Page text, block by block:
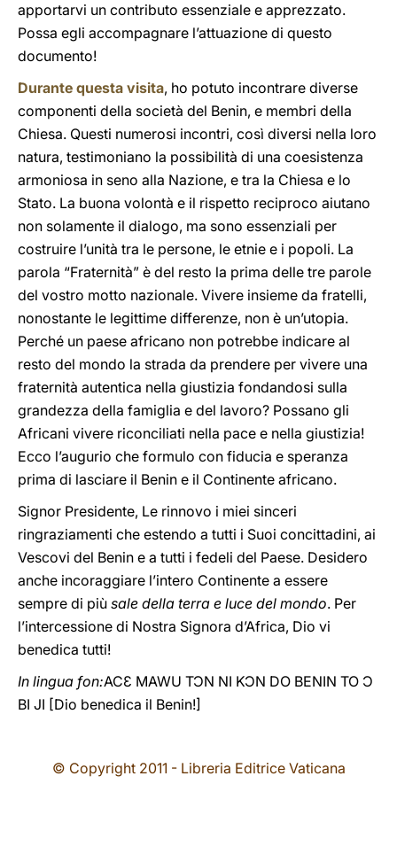
apportarvi un contributo essenziale e apprezzato.
Possa egli accompagnare l’attuazione di questo
documento!
Durante questa visita, ho potuto incontrare diverse
componenti della società del Benin, e membri della
Chiesa. Questi numerosi incontri, così diversi nella loro
natura, testimoniano la possibilità di una coesistenza
armoniosa in seno alla Nazione, e tra la Chiesa e lo
Stato. La buona volontà e il rispetto reciproco aiutano
non solamente il dialogo, ma sono essenziali per
costruire l’unità tra le persone, le etnie e i popoli. La
parola “Fraternità” è del resto la prima delle tre parole
del vostro motto nazionale. Vivere insieme da fratelli,
nonostante le legittime differenze, non è un’utopia.
Perché un paese africano non potrebbe indicare al
resto del mondo la strada da prendere per vivere una
fraternità autentica nella giustizia fondandosi sulla
grandezza della famiglia e del lavoro? Possano gli
Africani vivere riconciliati nella pace e nella giustizia!
Ecco l’augurio che formulo con fiducia e speranza
prima di lasciare il Benin e il Continente africano.
Signor Presidente, Le rinnovo i miei sinceri
ringraziamenti che estendo a tutti i Suoi concittadini, ai
Vescovi del Benin e a tutti i fedeli del Paese. Desidero
anche incoraggiare l’intero Continente a essere
sempre di più sale della terra e luce del mondo. Per
l’intercessione di Nostra Signora d’Africa, Dio vi
benedica tutti!
In lingua fon:ACƐ MAWU TƆN NI KƆN DO BENIN TO Ɔ
BI JI [Dio benedica il Benin!]
© Copyright 2011 - Libreria Editrice Vaticana